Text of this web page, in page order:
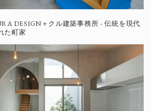
DESIGN＋クル建築事務所 - 伝統を現代
た町家